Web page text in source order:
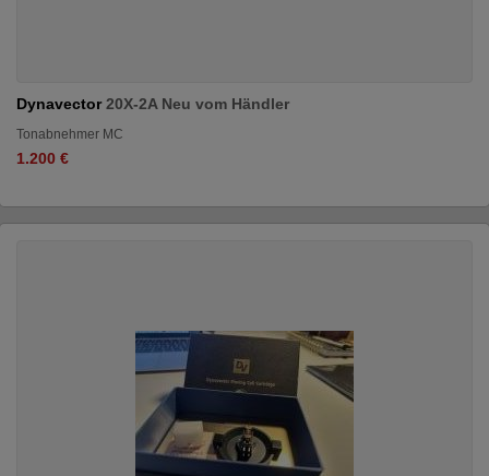
Dynavector20X-2A Neu vom Händler
Tonabnehmer MC
1.200 €